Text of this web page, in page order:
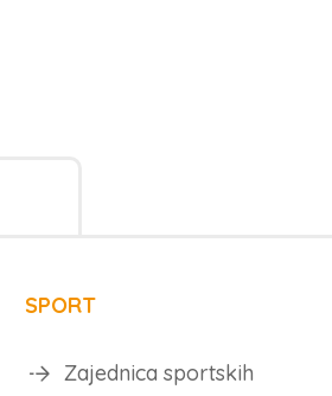
SPORT
Zajednica sportskih